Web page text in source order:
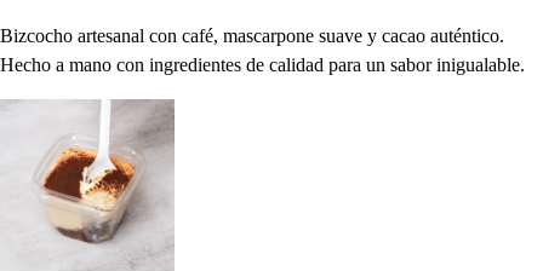
Bizcocho artesanal con café, mascarpone suave y cacao auténtico.
Hecho a mano con ingredientes de calidad para un sabor inigualable.